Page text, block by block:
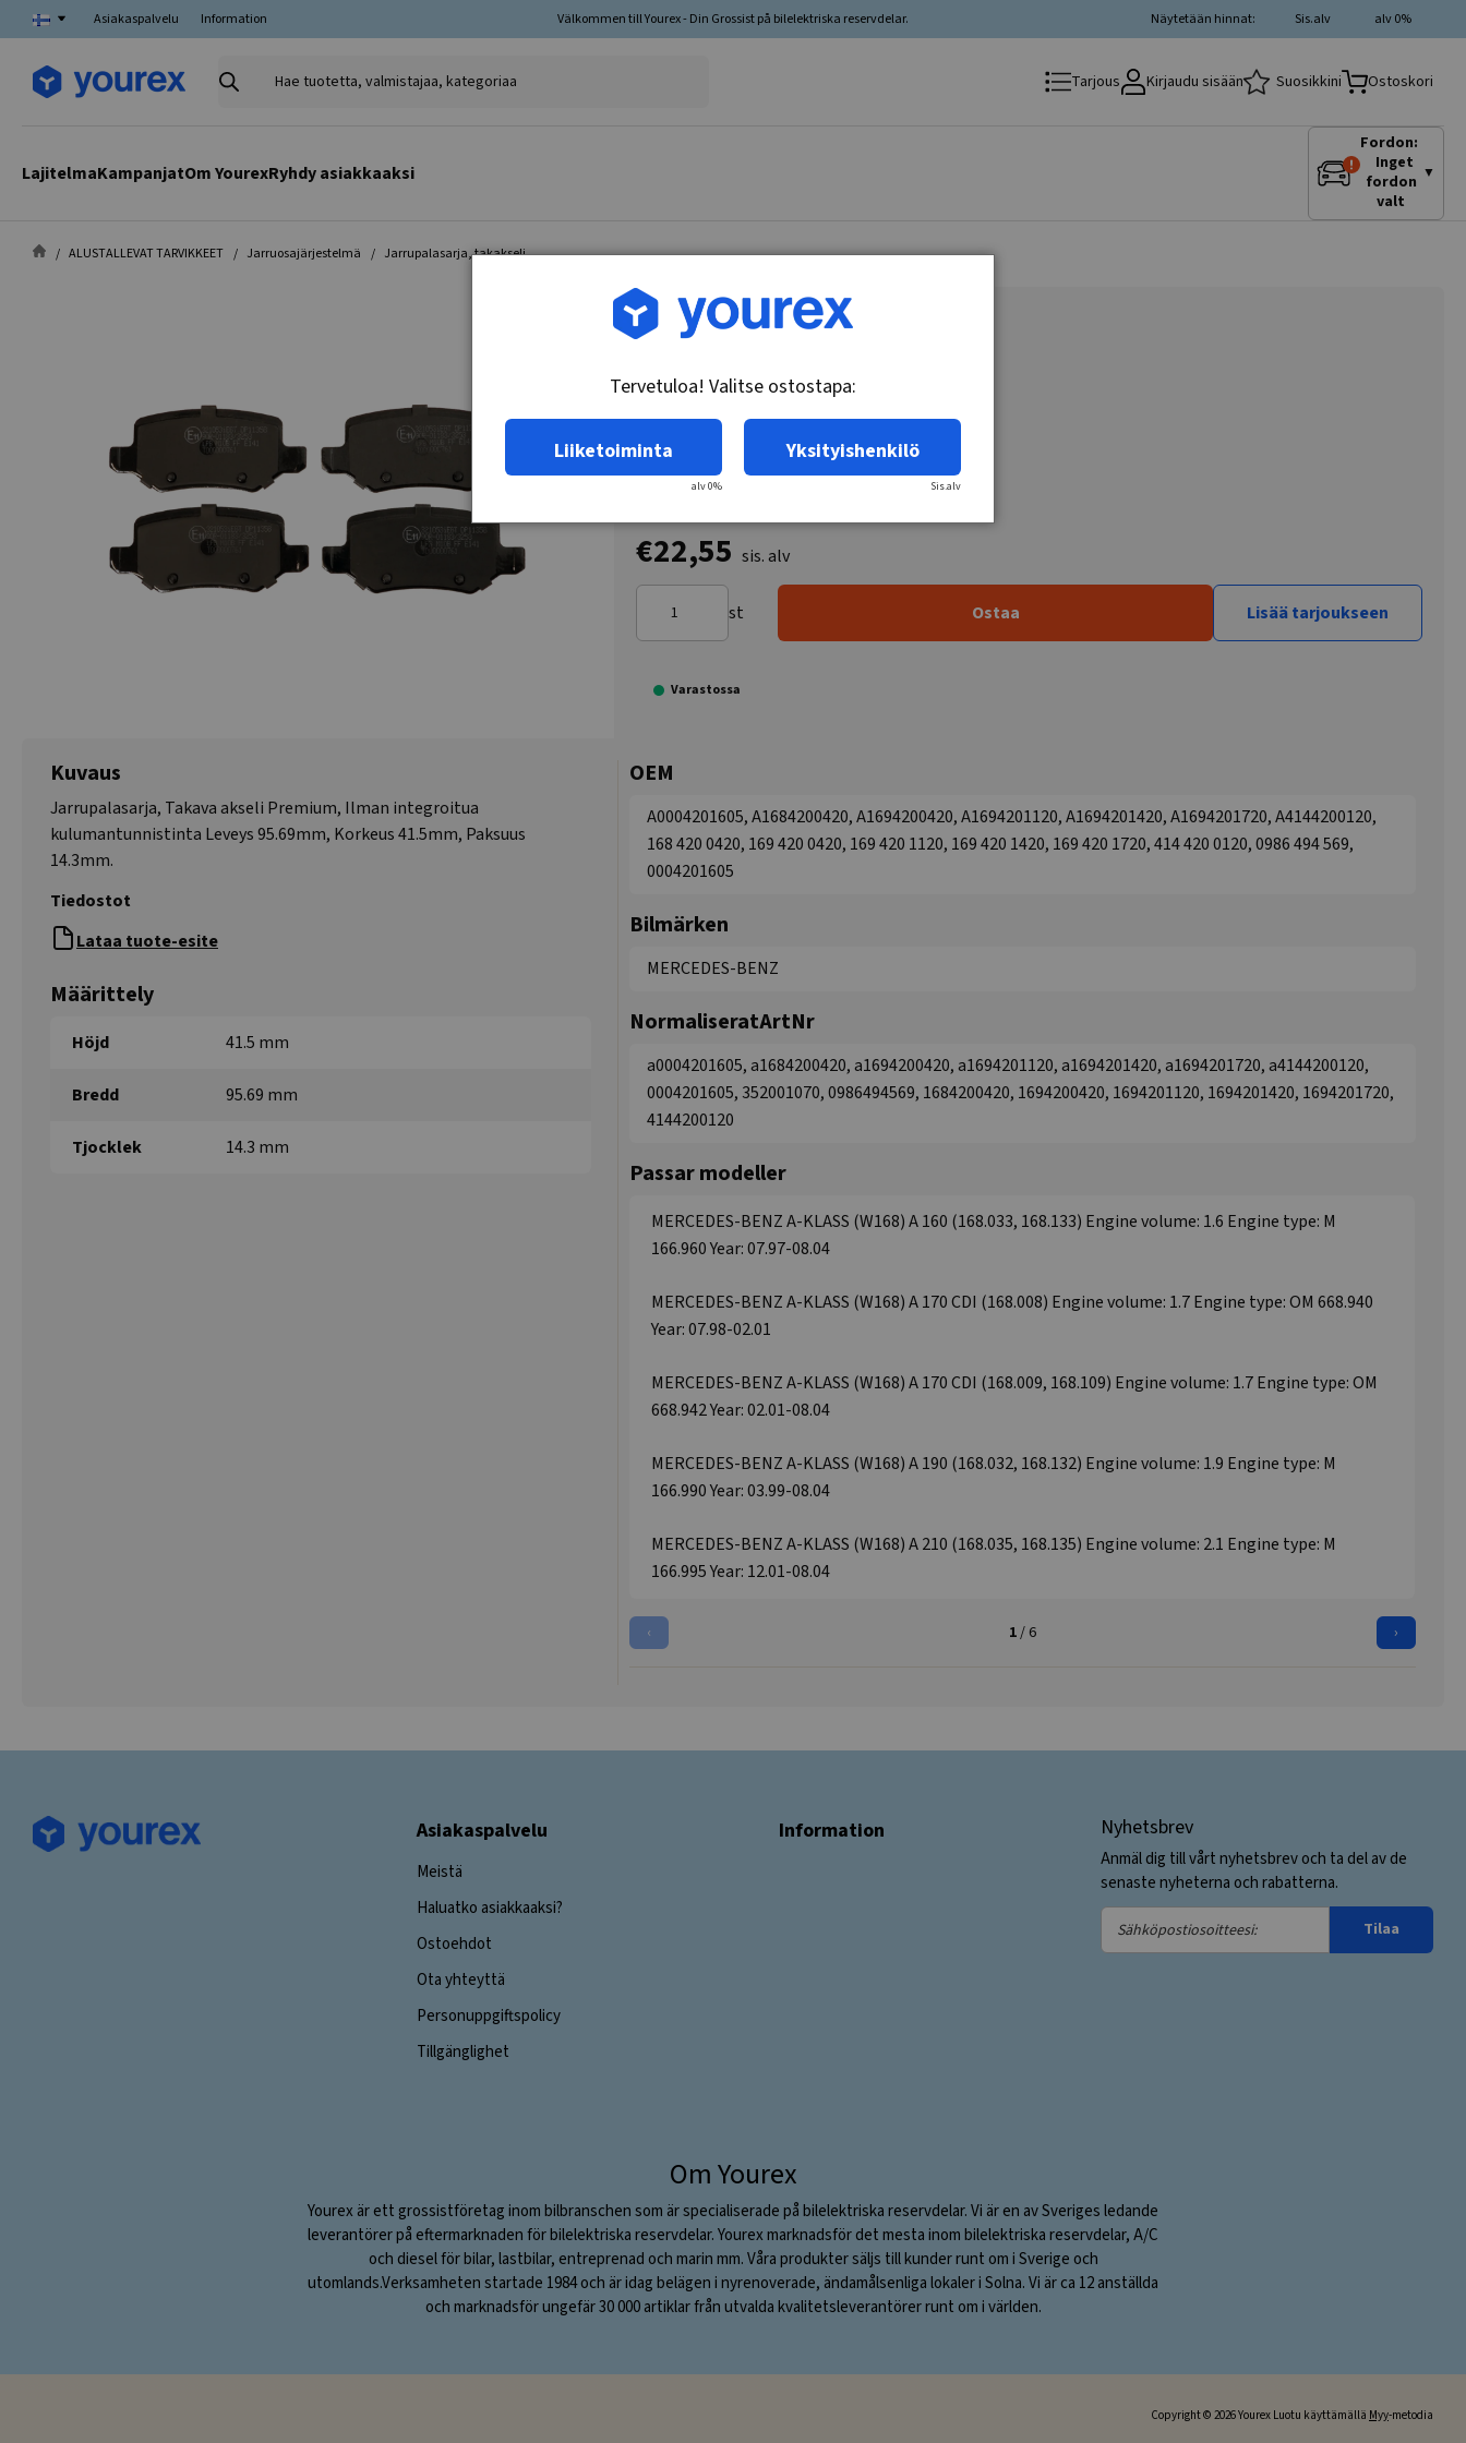
Asiakaspalvelu Information Välkommen till Yourex - Din Grossist på bilelektriska reservdelar. alv 0%
Sis.alv
Näytetään hinnat:
Hae
Tarjous Kirjaudu sisään Suosikkini Ostoskori
LajitelmaKampanjatOm YourexRyhdy asiakkaaksi
Fordon:
Inget
fordon
valt
▼
ALUSTALLEVAT TARVIKKEET Jarruosajärjestelmä Jarrupalasarja, takakseli
Tuotenro.: 35-200-1070
€22,55 sis. alv
st Ostaa Lisää tarjoukseen
Varastossa
Kuvaus
Jarrupalasarja, Takava akseli Premium, Ilman integroitua
kulumantunnistinta Leveys 95.69mm, Korkeus 41.5mm, Paksuus
14.3mm.
Tiedostot
Lataa tuote-esite
Määrittely
Höjd 41.5 mm
Bredd 95.69 mm
Tjocklek 14.3 mm
OEM
A0004201605, A1684200420, A1694200420, A1694201120, A1694201420, A1694201720, A4144200120,
168 420 0420, 169 420 0420, 169 420 1120, 169 420 1420, 169 420 1720, 414 420 0120, 0986 494 569,
0004201605
Bilmärken
MERCEDES-BENZ
NormaliseratArtNr
a0004201605, a1684200420, a1694200420, a1694201120, a1694201420, a1694201720, a4144200120,
0004201605, 352001070, 0986494569, 1684200420, 1694200420, 1694201120, 1694201420, 1694201720,
4144200120
Passar modeller
MERCEDES-BENZ A-KLASS (W168) A 160 (168.033, 168.133) Engine volume: 1.6 Engine type: M
166.960 Year: 07.97-08.04
MERCEDES-BENZ A-KLASS (W168) A 170 CDI (168.008) Engine volume: 1.7 Engine type: OM 668.940
Year: 07.98-02.01
MERCEDES-BENZ A-KLASS (W168) A 170 CDI (168.009, 168.109) Engine volume: 1.7 Engine type: OM
668.942 Year: 02.01-08.04
MERCEDES-BENZ A-KLASS (W168) A 190 (168.032, 168.132) Engine volume: 1.9 Engine type: M
166.990 Year: 03.99-08.04
MERCEDES-BENZ A-KLASS (W168) A 210 (168.035, 168.135) Engine volume: 2.1 Engine type: M
166.995 Year: 12.01-08.04
‹ 1/ 6 ›
Asiakaspalvelu
Meistä
Haluatko asiakkaaksi?
Ostoehdot
Ota yhteyttä
Personuppgiftspolicy
Tillgänglighet
Information Nyhetsbrev
Anmäl dig till vårt nyhetsbrev och ta del av de
senaste nyheterna och rabatterna.
Sähköpostiosoitteesi:
Tilaa
Om Yourex
Yourex är ett grossistföretag inom bilbranschen som är specialiserade på bilelektriska reservdelar. Vi är en av Sveriges ledande
leverantörer på eftermarknaden för bilelektriska reservdelar. Yourex marknadsför det mesta inom bilelektriska reservdelar, A/C
och diesel för bilar, lastbilar, entreprenad och marin mm. Våra produkter säljs till kunder runt om i Sverige och
utomlands.Verksamheten startade 1984 och är idag belägen i nyrenoverade, ändamålsenliga lokaler i Solna. Vi är ca 12 anställda
och marknadsför ungefär 30 000 artiklar från utvalda kvalitetsleverantörer runt om i världen.
Copyright © 2026 Yourex Luotu käyttämällä Myy-metodia
Tervetuloa! Valitse ostostapa:
Liiketoiminta
alv 0%
Yksityishenkilö
Sis.alv